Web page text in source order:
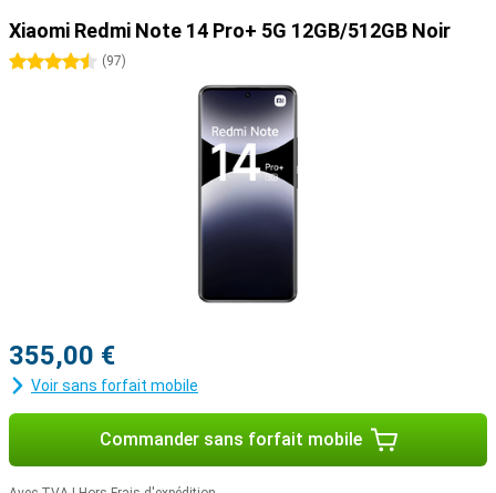
Xiaomi Redmi Note 14 Pro+ 5G 12GB/512GB Noir
4.5 étoiles
(97)
355,00 €
Voir sans forfait mobile
Commander sans forfait mobile